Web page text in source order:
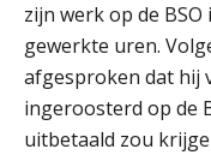
zijn werk op de
gewerkte uren.
afgesproken dat hij
ingeroosterd op de
uitbetaald zou